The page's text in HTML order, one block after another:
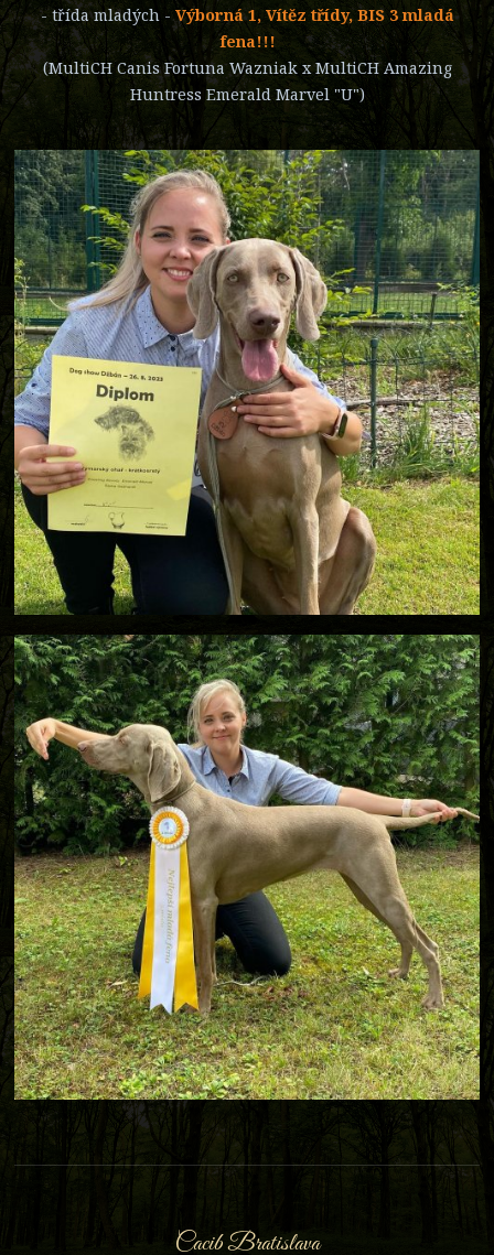
- třída mladých -Výborná 1, Vítěz třídy, BIS 3 mladá
fena!!!
(MultiCH Canis Fortuna Wazniak x MultiCH Amazing
Huntress Emerald Marvel "U")
Cacib Bratislava